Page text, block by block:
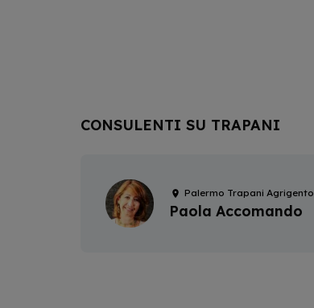
CONSULENTI SU TRAPANI
Palermo Trapani Agrigento
Paola Accomando